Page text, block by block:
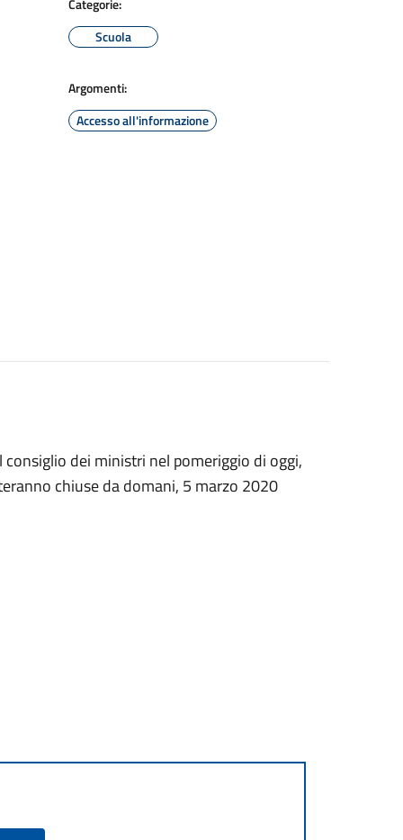
Categorie:
Scuola
Argomenti:
Accesso all'informazione
dei ministri nel pomeriggio di oggi,
chiuse da domani, 5 marzo 2020